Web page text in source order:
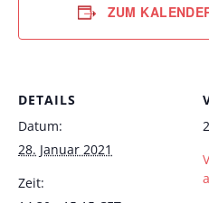
ZUM
DETAILS
Datum:
28. Januar 2021
Zeit: